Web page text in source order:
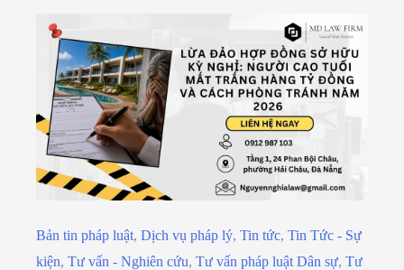
Bản tin pháp luật, Dịch vụ pháp lý, Tin tức, Tin Tức - Sự
kiện, Tư vấn - Nghiên cứu, Tư vấn pháp luật Dân sự, Tư